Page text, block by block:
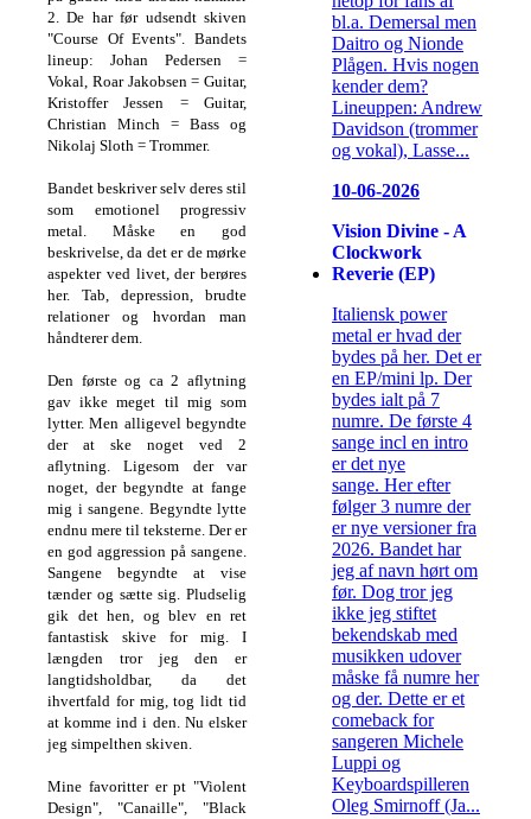
2.De har før udsendt skiven
"Course Of Events". Bandets
lineup: Johan Pedersen =
Vokal, Roar Jakobsen = Guitar,
Kristoffer Jessen = Guitar,
Christian Minch = Bass og
Nikolaj Sloth = Trommer.
Bandet beskriver selv deres stil
som emotionel progressiv
metal. Måske en god
beskrivelse, da det er de mørke
aspekter ved livet, der berøres
her. Tab, depression, brudte
relationer og hvordan man
håndterer dem.
Den første og ca 2 aflytning
gav ikke meget til mig som
lytter. Men alligevel begyndte
der at ske noget ved 2
aflytning.Ligesom der var
noget, der begyndte at fange
mig i sangene. Begyndte lytte
endnu mere til teksterne. Der er
en god aggression på sangene.
Sangene begyndte at vise
tænder og sætte sig. Pludselig
gik det hen, og blev en ret
fantastisk skive for mig. I
længden tror jeg den er
langtidsholdbar, da det
ihvertfald for mig, tog lidt tid
at komme ind i den. Nu elsker
jeg simpelthen skiven.
Mine favoritter er pt "Violent
Design", "Canaille", "Black
bl.a. Demersal men
Daitro og Nionde
Plågen. Hvis nogen
kender dem?
Lineuppen: Andrew
Davidson (trommer
og vokal), Lasse...
10-06-2026
Vision Divine - A
Clockwork
Reverie (EP)
Italiensk power
metal er hvad der
bydes på her. Det er
en EP/mini lp. Der
bydes ialt på 7
numre. De første 4
sange incl en intro
er det nye
sange. Her efter
følger 3 numre der
er nye versioner fra
2026. Bandet har
jeg af navn hørt om
før. Dog tror jeg
ikke jeg stiftet
bekendskab med
musikken udover
måske få numre her
og der. Dette er et
comeback for
sangeren Michele
Luppi og
Keyboardspilleren
Oleg Smirnoff (Ja...